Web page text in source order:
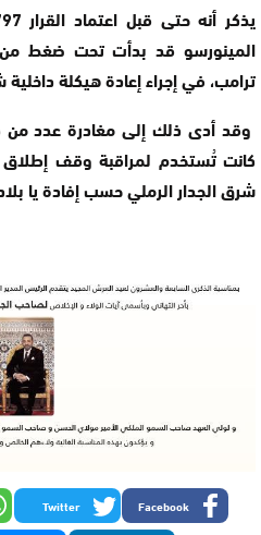
المينورسو قد بدأت تحت ضغط من
ترامب، في إجراء إعادة هيكلة داخلية
وقد أدى ذلك إلى مغادرة عدد
كانت تُستخدم لمراقبة وقف إطلاق
شرق الجدار الرملي حسب إفادة يا
Facebook
Twitter